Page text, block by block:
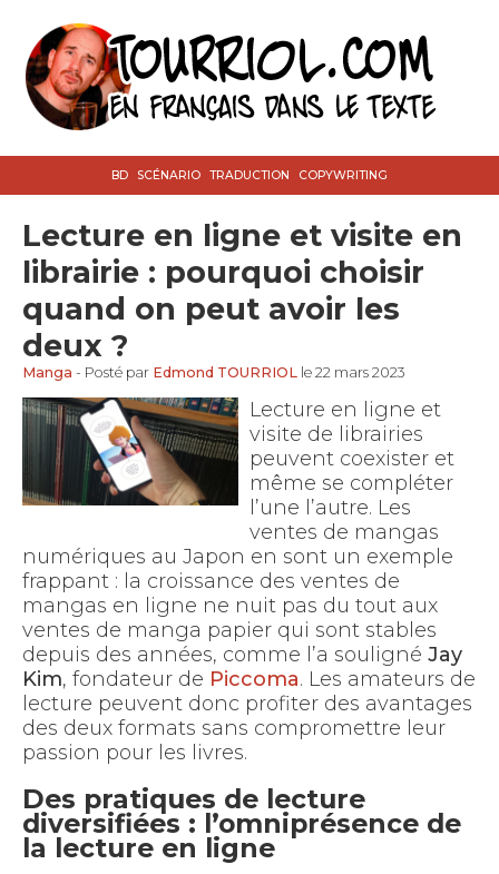
BD SCÉNARIO TRADUCTION COPYWRITING
Lecture en ligne et visite en
librairie : pourquoi choisir
quand on peut avoir les
deux ?
Manga - Posté par Edmond TOURRIOL le 22 mars 2023
Lecture en ligne et
visite de librairies
peuvent coexister et
même se compléter
l’une l’autre. Les
ventes de mangas
numériques au Japon en sont un exemple
frappant : la croissance des ventes de
mangas en ligne ne nuit pas du tout aux
ventes de manga papier qui sont stables
depuis des années, comme l’a souligné Jay
Kim, fondateur de Piccoma. Les amateurs de
lecture peuvent donc profiter des avantages
des deux formats sans compromettre leur
passion pour les livres.
Des pratiques de lecture
diversifiées : l’omniprésence de
la lecture en ligne